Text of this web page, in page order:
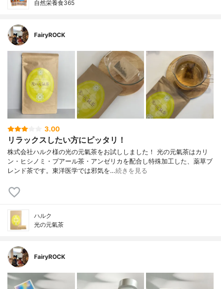
自然栄養食365
FairyROCK
3.00
リラックスしたい方にピッタリ！
株式会社ハルク様の光の元氣茶をお試ししました！ 光の元氣茶はカリ
ン・ヒシノミ・プアール茶・アンゼリカを配合し特殊加工した、薬草ブ
レンド茶です。東洋医学では邪気を…続きを見る
ハルク
光の元氣茶
FairyROCK